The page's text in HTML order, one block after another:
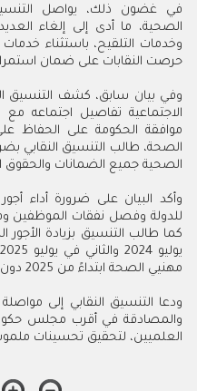
في غضون ذلك، يواصل
الصحية، ما أدى إلى إلغاء
وخدمات التلقيح، باستثناء
حرصت النقابات على ضمان
وفي بيان سابق، كشف التنسيق
الاجتماعية تفاصيل اجتماعه
موافقة الحكومة على الحفاظ
الصحة، طالب التنسيق النقابي
الصحية جميع الضمانات والحقوق
وأكد البيان على ضرورة أداء
للدولة وفصل نفقات الموظفين
كما طالب التنسيق بزيادة
مهنيي الصحة ابتداءً من 2025 دون ربطها بتغيير منظومة التقاعد.
ودعا التنسيق النقابي إلى
والمصادقة في أقرب مجلس
العلميين، لتحقيق تحسينات